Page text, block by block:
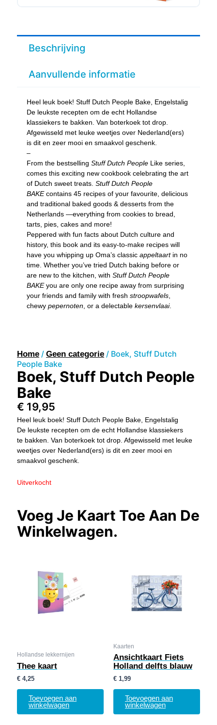
Beschrijving
Aanvullende informatie
Heel leuk boek! Stuff Dutch People Bake, Engelstalig
De leukste recepten om de echt Hollandse
klassiekers te bakken. Van boterkoek tot drop.
Afgewisseld met leuke weetjes over Nederland(ers)
is dit en zeer mooi en smaakvol geschenk.
–
From the bestselling Stuff Dutch People Like series,
comes this exciting new cookbook celebrating the art
of Dutch sweet treats. Stuff Dutch People
BAKEcontains 45 recipes of your favourite, delicious
and traditional baked goods & desserts from the
Netherlands —everything from cookies to bread,
tarts, pies, cakes and more!
Peppered with fun facts about Dutch culture and
history, this book and its easy-to-make recipes will
have you whipping up Oma’s classic appeltaart in no
time. Whether you’ve tried Dutch baking before or
are new to the kitchen, with Stuff Dutch People
BAKEyou are only one recipe away from surprising
your friends and family with fresh stroopwafels
chewy pepernoten , or a delectable kersenvlaai.
Home / Geen categorie / Boek, Stuff Dutch
People Bake
Boek, Stuff Dutch People
Bake
€ 19,95
Heel leuk boek! Stuff Dutch People Bake, Engelstalig
De leukste recepten om de echt Hollandse klassiekers
te bakken. Van boterkoek tot drop. Afgewisseld met leuke
weetjes over Nederland(ers) is dit en zeer mooi en
smaakvol geschenk.
Uitverkocht
Voeg Je Kaart Toe Aan De
Winkelwagen.
Hollandse lekkernijen
Thee kaart
€ 4,25
Toevoegen aan
winkelwagen
Kaarten
Ansichtkaart Fiets
Holland delfts blauw
€ 1,99
Toevoegen aan
winkelwagen